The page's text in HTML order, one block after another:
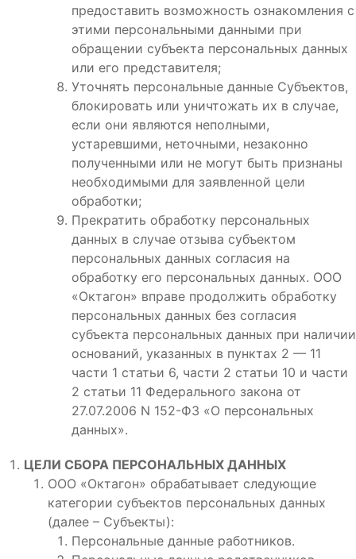
предоставить возможность ознакомления с
этими персональными данными при
обращении субъекта персональных данных
или его представителя;
Уточнять персональные данные Субъектов,
блокировать или уничтожать их в случае,
если они являются неполными,
устаревшими, неточными, незаконно
полученными или не могут быть признаны
необходимыми для заявленной цели
обработки;
Прекратить обработку персональных
данных в случае отзыва субъектом
персональных данных согласия на
обработку его персональных данных. ООО
«Октагон» вправе продолжить обработку
персональных данных без согласия
субъекта персональных данных при наличии
оснований, указанных в пунктах 2 — 11
части 1 статьи 6, части 2 статьи 10 и части
2 статьи 11 Федерального закона от
27.07.2006 N 152-ФЗ «О персональных
данных».
ЦЕЛИ СБОРА ПЕРСОНАЛЬНЫХ ДАННЫХ
ООО «Октагон» обрабатывает следующие
категории субъектов персональных данных
(далее – Субъекты):
Персональные данные работников.